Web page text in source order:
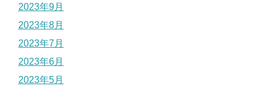
2023年9月
2023年8月
2023年7月
2023年6月
2023年5月